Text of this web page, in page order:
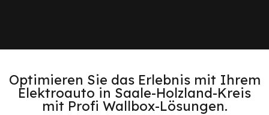
Optimieren Sie das Erlebnis mit Ihrem
Elektroauto in Saale-Holzland-Kreis
mit Profi Wallbox-Lösungen.